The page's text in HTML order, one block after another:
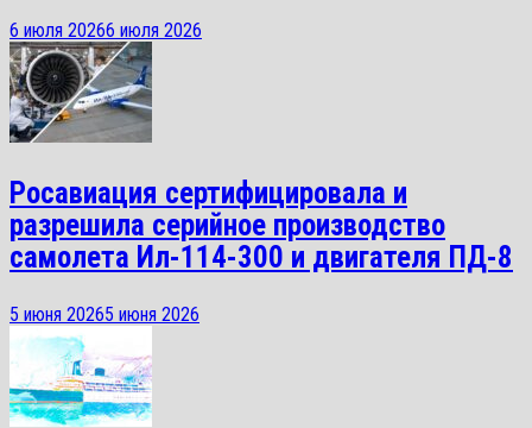
6 июля 20266 июля 2026
Росавиация сертифицировала и
разрешила серийное производство
самолета Ил-114-300 и двигателя ПД-8
5 июня 20265 июня 2026